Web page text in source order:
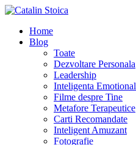
Home
Blog
Toate
Dezvoltare Personala
Leadership
Inteligenta
Filme despre Tine
Metafore Terapeutice
Carti Recomandate
Inteligent Amuzant
Fotografie